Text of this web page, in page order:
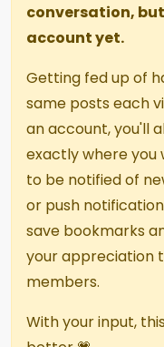
conversation,
account yet.
Getting fed up of
same posts each
an account, you'll
exactly where you
to be notified of
or push
save bookmarks
your appreciation
members.
With your input,